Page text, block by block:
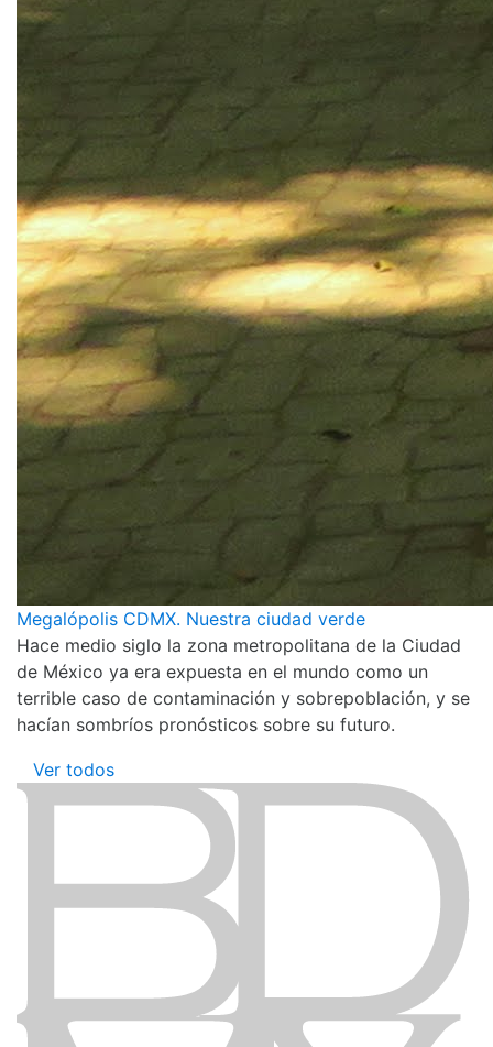
Megalópolis CDMX. Nuestra ciudad verde
Hace medio siglo la zona metropolitana de la Ciudad
de México ya era expuesta en el mundo como un
terrible caso de contaminación y sobrepoblación, y se
hacían sombríos pronósticos sobre su futuro.
Ver todos